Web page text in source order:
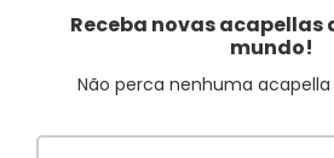
Receba novas acapellas
mundo!
Não perca nenhuma